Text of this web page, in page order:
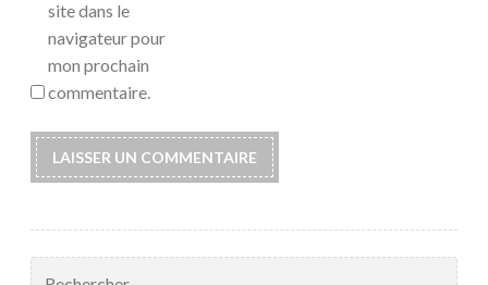
site dans le
navigateur pour
mon prochain
commentaire.